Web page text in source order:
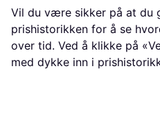
Vil du være sikker på at du
prishistorikken for å se
over tid. Ved å klikke på
med dykke inn i